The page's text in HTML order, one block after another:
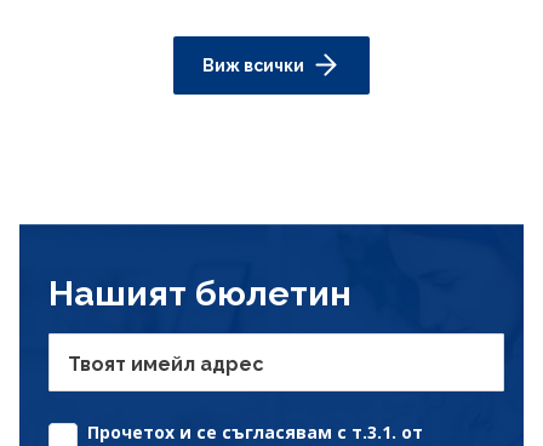
Виж всички
Нашият бюлетин
Твоят имейл адрес
Прочетох и се съгласявам с т.3.1. от